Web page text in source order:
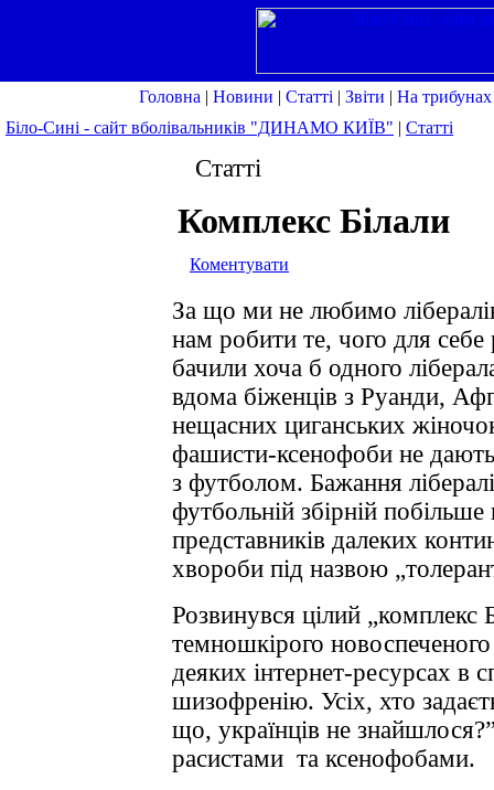
Головна | Новини | Статті | Звіти | На трибунах
Біло-Сині - сайт вболівальників "ДИНАМО КИЇВ" | Статті
Статті
Комплекс Білали
Коментувати
За що ми не любимо
нам робити те, чого для
бачили хоча б одного
вдома біженців з Руанди,
нещасних циганських
фашисти-ксенофоби не
з футболом. Бажання
футбольній збірній побільше
представників далеких
хвороби під назвою
Розвинувся цілий
темношкірого
деяких інтернет-ресурсах в
шизофренію. Усіх, хто
що, українців не
расистами та ксенофобами.